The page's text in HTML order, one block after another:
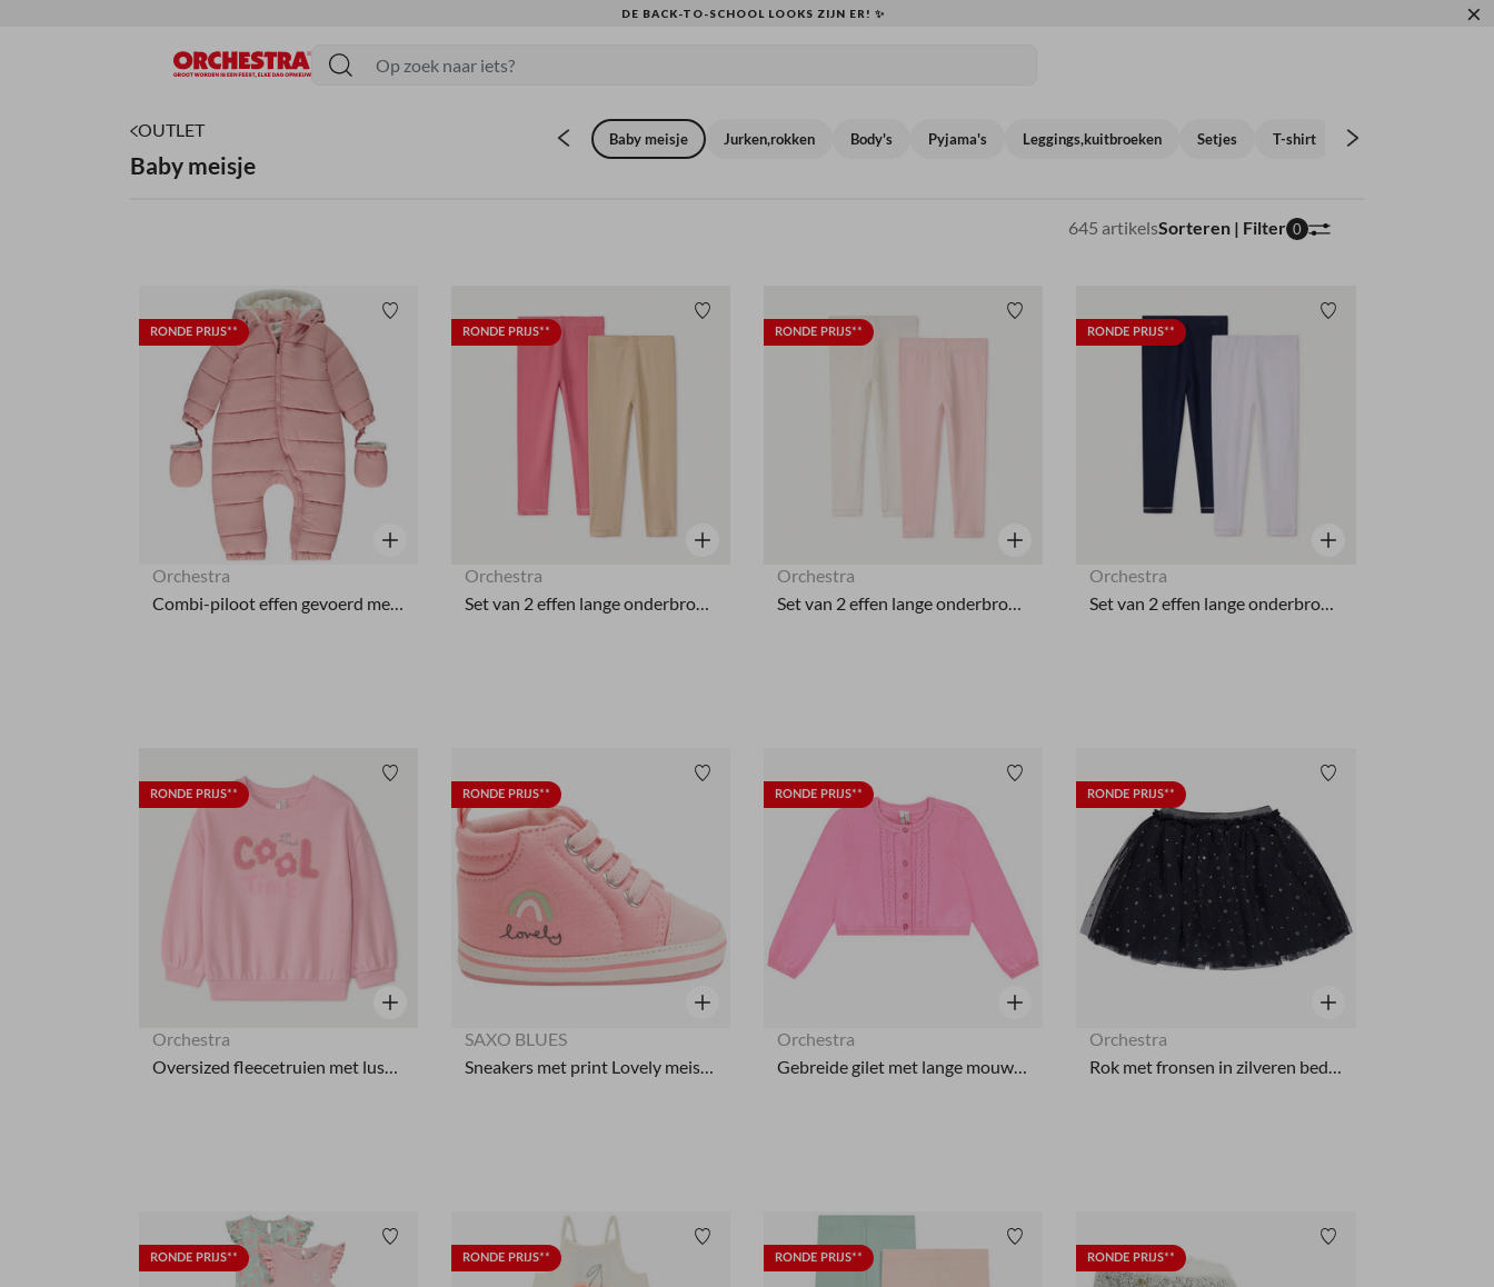
KLAAR VOOR DE TERUGKEER NAAR SCHOOL: ONTDEK ONZE ESSENTIALS ✏️🎒 ×
menu
OUTLET
Baby meisje
Baby meisje Jurken,rokken Body's Pyjama's Leggings,kuitbroeken Setjes T-shirt Shorts,Bloomers
645 artikelsSorteren | Filter 0
RONDE PRIJS** Verlanglijstje.
Snel overzicht
Orchestra
Combi-piloot effen gevoerd met microfleece voor baby meisje
RONDE PRIJS** Verlanglijstje.
Snel overzicht
Orchestra
Set van 2 effen lange onderbroeken voor meisjesbaby's.
RONDE PRIJS** Verlanglijstje.
Snel overzicht
Orchestra
Set van 2 effen lange onderbroeken voor meisjesbaby's.
RONDE PRIJS** Verlanglijstje.
Orchestra
Set van 2 effen lange onderbroeken voor meisjesbaby's.
RONDE PRIJS** Verlanglijstje.
Snel overzicht
Orchestra
Oversized fleecetruien met lussenpatches voor meisjesbaby's
RONDE PRIJS** Verlanglijstje.
Snel overzicht
SAXO BLUES
Sneakers met print Lovely meisjes
RONDE PRIJS** Verlanglijstje.
Snel overzicht
Orchestra
RONDE PRIJS** Verlanglijstje.
Orchestra
RONDE PRIJS** Verlanglijstje.RONDE PRIJS** Verlanglijstje.RONDE PRIJS** Verlanglijstje.RONDE PRIJS** Verlanglijstje.